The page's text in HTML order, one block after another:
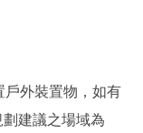
戶外裝置物，如有
建議之場域為